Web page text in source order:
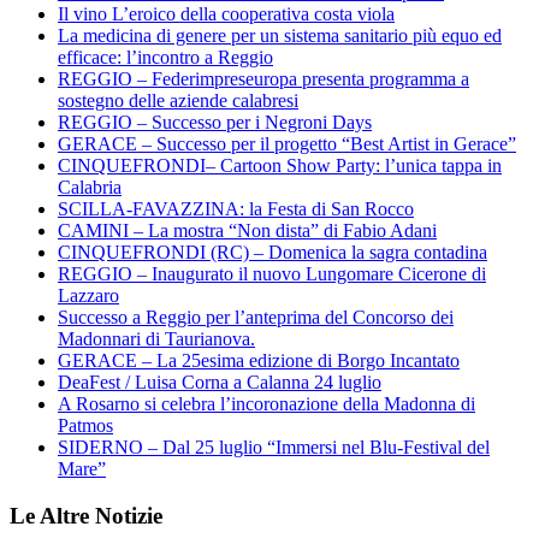
Il vino L’eroico della cooperativa costa viola
La medicina di genere per un sistema sanitario più equo ed
efficace: l’incontro a Reggio
REGGIO – Federimpreseuropa presenta programma a
sostegno delle aziende calabresi
REGGIO – Successo per i Negroni Days
GERACE – Successo per il progetto “Best Artist in Gerace”
CINQUEFRONDI– Cartoon Show Party: l’unica tappa in
Calabria
SCILLA-FAVAZZINA: la Festa di San Rocco
CAMINI – La mostra “Non dista” di Fabio Adani
CINQUEFRONDI (RC) – Domenica la sagra contadina
REGGIO – Inaugurato il nuovo Lungomare Cicerone di
Lazzaro
Successo a Reggio per l’anteprima del Concorso dei
Madonnari di Taurianova.
GERACE – La 25esima edizione di Borgo Incantato
DeaFest / Luisa Corna a Calanna 24 luglio
A Rosarno si celebra l’incoronazione della Madonna di
Patmos
SIDERNO – Dal 25 luglio “Immersi nel Blu-Festival del
Mare”
Le Altre Notizie